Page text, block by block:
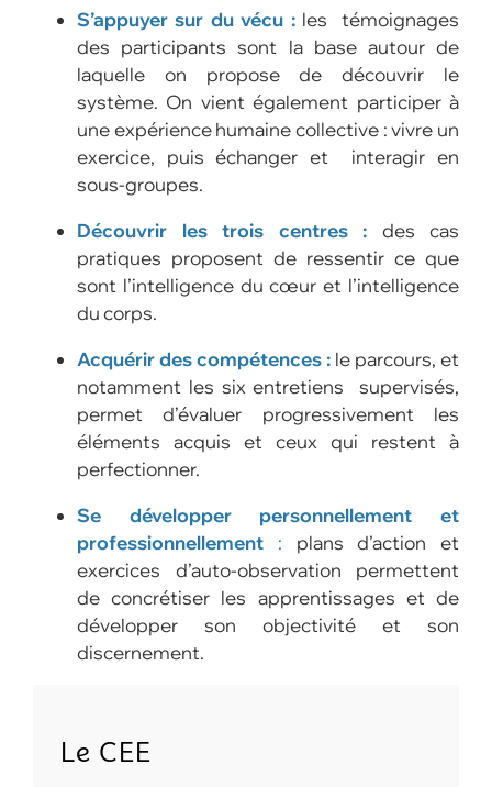
S’appuyer sur du vécu : les témoignages
des participants sont la base autour de
laquelle on propose de découvrir le
système. On vient également participer à
une expérience humaine collective : vivre un
exercice, puis échanger et interagir en
sous-groupes.
Découvrir les trois centres : des cas
pratiques proposent de ressentir ce que
sont l’intelligence du cœur et l’intelligence
du corps.
Acquérir des compétences : le parcours, et
notamment les six entretiens supervisés,
permet d’évaluer progressivement les
éléments acquis et ceux qui restent à
perfectionner.
Se développer personnellement et
professionnellement : plans d’action et
exercices d’auto-observation permettent
de concrétiser les apprentissages et de
développer son objectivité et son
discernement.
Le CEE